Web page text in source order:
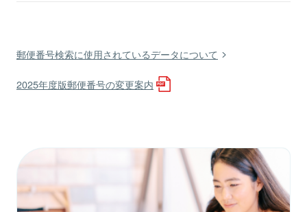
郵便番号検索に使用されているデータについて
2025年度版郵便番号の変更案内